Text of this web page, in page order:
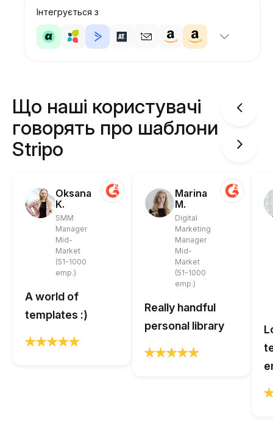
Інтегрується з
Що наші користувачі
говорять про шаблони
Stripo
Oksana
K.
SMM
Manager
Mid-
Market
(51-1000
emp.)
A world of
templates :)
Marina
M.
Digital
Marketing
Manager
Mid-
Market
(51-1000
emp.)
Really handful
personal library